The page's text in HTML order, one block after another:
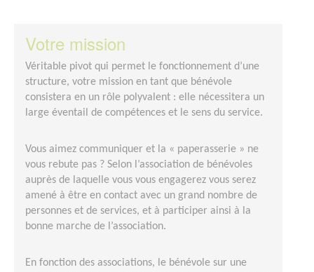
Votre mission
Véritable pivot qui permet le fonctionnement d’une
structure, votre mission en tant que bénévole
consistera en un rôle polyvalent : elle nécessitera un
large éventail de compétences et le sens du service.
Vous aimez communiquer et la « paperasserie » ne
vous rebute pas ? Selon l’association de bénévoles
auprès de laquelle vous vous engagerez vous serez
amené à être en contact avec un grand nombre de
personnes et de services, et à participer ainsi à la
bonne marche de l’association.
En fonction des associations, le bénévole sur une